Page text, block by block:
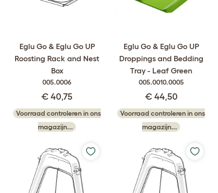
Eglu Go & Eglu Go UP
Roosting Rack and Nest
Box
005.0006
€ 40,75
Voorraad controleren in ons
magazijn...
Eglu Go & Eglu Go UP
Droppings and Bedding
Tray - Leaf Green
005.0010.0005
€ 44,50
Voorraad controleren in ons
magazijn...